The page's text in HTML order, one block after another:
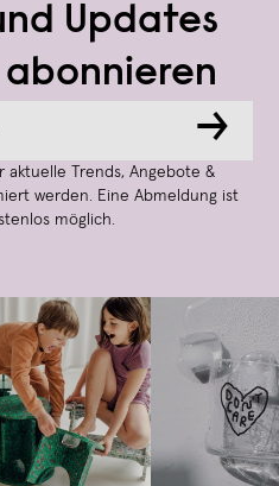
Updates
→
aktuelle Trends, Angebote &
werden. Eine Abmeldung ist
möglich.